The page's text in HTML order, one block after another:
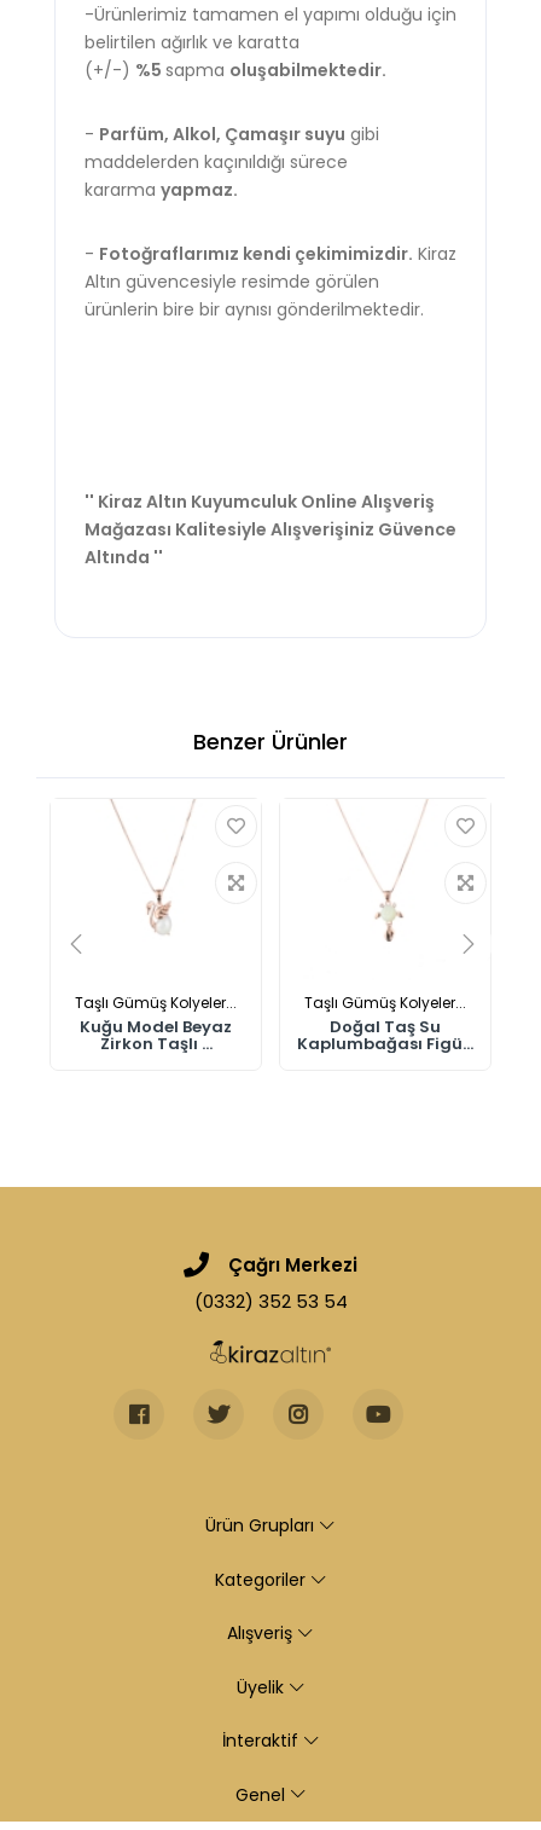
-Ürünlerimiz tamamen el yapımı olduğu için
belirtilen ağırlık ve karatta
(+/-) %5 sapma oluşabilmektedir.
- Parfüm, Alkol, Çamaşır suyu gibi
maddelerden kaçınıldığı sürece
kararma yapmaz.
- Fotoğraflarımız kendi çekimimizdir. Kiraz
Altın güvencesiyle resimde görülen
ürünlerin bire bir aynısı gönderilmektedir.
'' Kiraz Altın Kuyumculuk Online Alışveriş
Mağazası Kalitesiyle Alışverişiniz Güvence
Altında ''
Benzer Ürünler
Taşlı Gümüş Kolyeler...
Kuğu Model Beyaz
Zirkon Taşlı ...
Taşlı Gümüş Kolyeler...
Doğal Taş Su
Kaplumbağası Figü...
Çağrı Merkezi
(0332) 352 53 54
Ürün Grupları
Kategoriler
Alışveriş
Üyelik
İnteraktif
Genel